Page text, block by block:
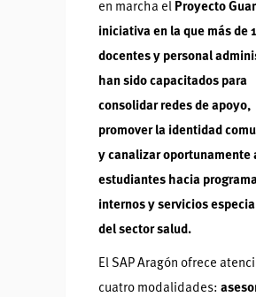
en marcha el Proyecto
iniciativa en la que más de
docentes y personal
han sido capacitados para
consolidar redes de apoyo,
promover la identidad
y canalizar oportunamente
estudiantes hacia
internos y servicios
del sector salud.
El SAP Aragón ofrece
cuatro modalidades: